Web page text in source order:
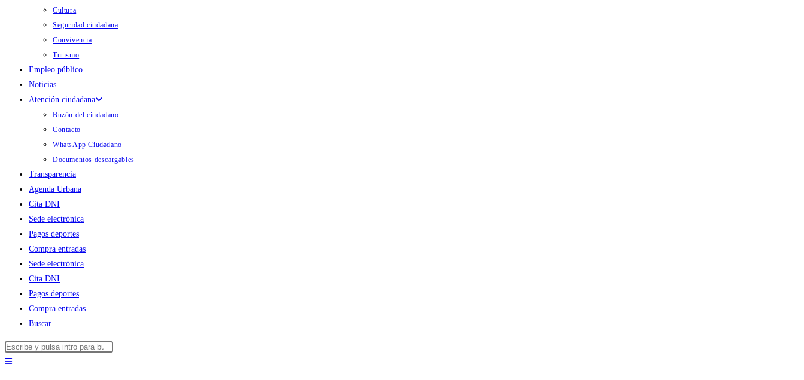
Cultura
Seguridad ciudadana
Convivencia
Turismo
Empleo público
Noticias
Atención ciudadana
Buzón del ciudadano
Contacto
WhatsApp Ciudadano
Documentos descargables
Transparencia
Agenda Urbana
Cita DNI
Sede electrónica
Pagos deportes
Compra entradas
Sede electrónica
Cita DNI
Pagos deportes
Compra entradas
Buscar
Buscar
en